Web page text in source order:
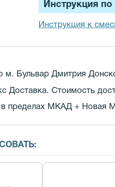
Инструкция по
Инструкция к
м. Бульвар Дмитрия
Доставка. Стоимость
пределах МКАД + Новая